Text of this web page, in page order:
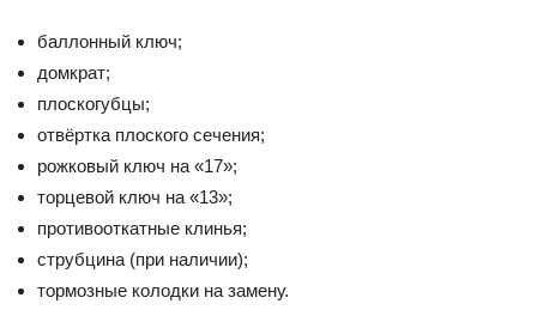
баллонный ключ;
домкрат;
плоскогубцы;
отвёртка плоского сечения;
рожковый ключ на «17»;
торцевой ключ на «13»;
противооткатные клинья;
струбцина (при наличии);
тормозные колодки на замену.